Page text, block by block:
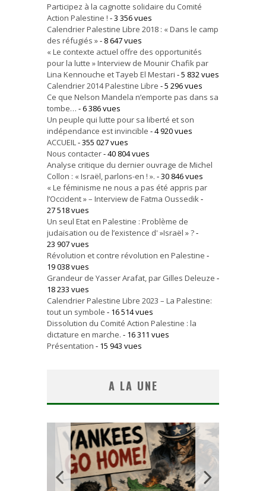
Participez à la cagnotte solidaire du Comité
Action Palestine ! - 3 356 vues
Calendrier Palestine Libre 2018 : « Dans le camp
des réfugiés »- 8 647 vues
« Le contexte actuel offre des opportunités
pour la lutte » Interview de Mounir Chafik par
Lina Kennouche et Tayeb El Mestari - 5 832 vues
Calendrier 2014 Palestine Libre - 5 296 vues
Ce que Nelson Mandela n’emporte pas dans sa
tombe… - 6 386 vues
Un peuple qui lutte pour sa liberté et son
indépendance est invincible - 4 920 vues
ACCUEIL - 355 027 vues
Nous contacter- 40 804 vues
Analyse critique du dernier ouvrage de Michel
Collon : « Israël, parlons-en ! ». - 30 846 vues
« Le féminisme ne nous a pas été appris par
l’Occident » – Interview de Fatma Oussedik -
27 518 vues
Un seul Etat en Palestine : Problème de
judaïsation ou de l’existence d' »Israël » ?-
23 907 vues
Révolution et contre révolution en Palestine -
19 038 vues
Grandeur de Yasser Arafat, par Gilles Deleuze -
18 233 vues
Calendrier Palestine Libre 2023 – La Palestine:
tout un symbole - 16 514 vues
Dissolution du Comité Action Palestine : la
dictature en marche. - 16 311 vues
Présentation - 15 943 vues
A LA UNE